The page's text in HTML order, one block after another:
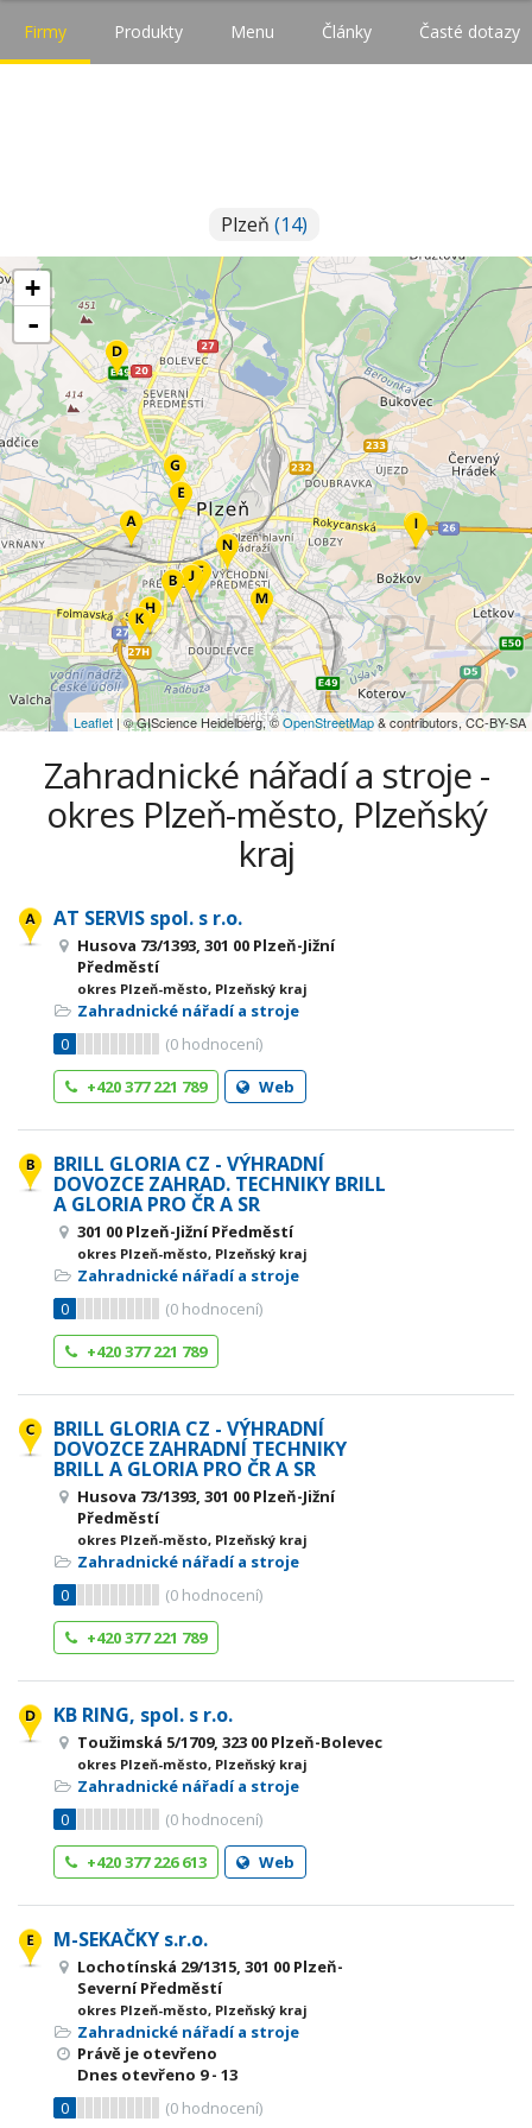
Firmy Produkty Menu Články Časté dotazy
Plzeň (14)
+
-
Leaflet | © GIScience Heidelberg, ©OpenStreetMap& contributors, CC-BY-SA
Zahradnické nářadí a stroje -
okres Plzeň-město, Plzeňský
kraj
AT SERVIS spol. s r.o.
Husova 73/1393, 301 00 Plzeň-Jižní
Předměstí
okres Plzeň-město, Plzeňský kraj
Zahradnické nářadí a stroje
0
(0 hodnocení)
+420 377 221 789
Web
BRILL GLORIA CZ - VÝHRADNÍ
DOVOZCE ZAHRAD. TECHNIKY BRILL
A GLORIA PRO ČR A SR
301 00 Plzeň-Jižní Předměstí
okres Plzeň-město, Plzeňský kraj
Zahradnické nářadí a stroje
0
(0 hodnocení)
+420 377 221 789
BRILL GLORIA CZ - VÝHRADNÍ
DOVOZCE ZAHRADNÍ TECHNIKY
BRILL A GLORIA PRO ČR A SR
Husova 73/1393, 301 00 Plzeň-Jižní
Předměstí
okres Plzeň-město, Plzeňský kraj
Zahradnické nářadí a stroje
0
(0 hodnocení)
+420 377 221 789
KB RING, spol. s r.o.
Toužimská 5/1709, 323 00 Plzeň-Bolevec
okres Plzeň-město, Plzeňský kraj
Zahradnické nářadí a stroje
0
(0 hodnocení)
+420 377 226 613
Web
M-SEKAČKY s.r.o.
Lochotínská 29/1315, 301 00 Plzeň-
Severní Předměstí
okres Plzeň-město, Plzeňský kraj
Zahradnické nářadí a stroje
Právě je otevřeno
Dnes otevřeno 9 - 13
0
(0 hodnocení)